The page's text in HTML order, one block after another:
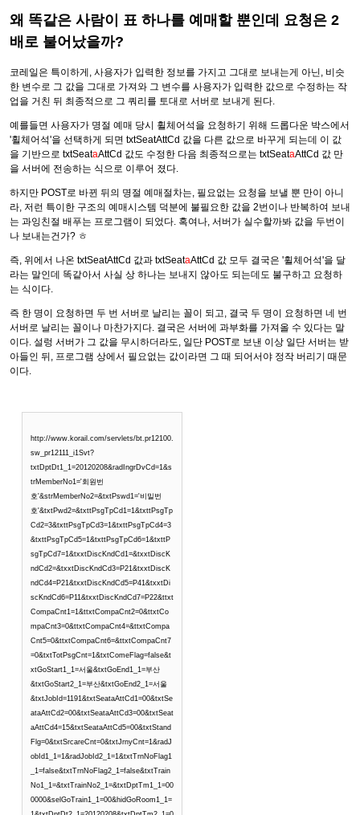
왜 똑같은 사람이 표 하나를 예매할 뿐인데 요청은 2
배로 불어났을까?
코레일은 특이하게, 사용자가 입력한 정보를 가지고 그대로 보내는게 아닌, 비슷
한 변수로 그 값을 그대로 가져와 그 변수를 사용자가 입력한 값으로 수정하는 작
업을 거친 뒤 최종적으로 그 쿼리를 토대로 서버로 보내게 된다.
예를들면 사용자가 명절 예매 당시 휠체어석을 요청하기 위해 드롭다운 박스에서
'휠체어석'을 선택하게 되면 txtSeatAttCd 값을 다른 값으로 바꾸게 되는데 이 값
을 기반으로 txtSeataAttCd 값도 수정한 다음 최종적으로는 txtSeataAttCd 값 만
을 서버에 전송하는 식으로 이루어 졌다.
하지만 POST로 바뀐 뒤의 명절 예매절차는, 필요없는 요청을 보낼 뿐 만이 아니
라, 저런 특이한 구조의 예매시스템 덕분에 불필요한 값을 2번이나 반복하여 보내
는 과잉친절 배푸는 프로그램이 되었다. 혹여나, 서버가 실수할까봐 값을 두번이
나 보내는건가? ㅎ
즉, 위에서 나온 txtSeatAttCd 값과 txtSeataAttCd 값 모두 결국은 '휠체어석'을 달
라는 말인데 똑같아서 사실 상 하나는 보내지 않아도 되는데도 불구하고 요청하
는 식이다.
즉 한 명이 요청하면 두 번 서버로 날리는 꼴이 되고, 결국 두 명이 요청하면 네 번
서버로 날리는 꼴이나 마찬가지다. 결국은 서버에 과부화를 가져올 수 있다는 말
이다. 설렁 서버가 그 값을 무시하더라도, 일단 POST로 보낸 이상 일단 서버는 받
아들인 뒤, 프로그램 상에서 필요없는 값이라면 그 때 되어서야 정작 버리기 때문
이다.
http://www.korail.com/servlets/bt.pr12100.
sw_pr12111_i1Svt?
txtDptDt1_1=20120208&radIngrDvCd=1&s
trMemberNo1='회원번
호'&strMemberNo2=&txtPswd1='비밀번
호'&txtPwd2=&txttPsgTpCd1=1&txttPsgTp
Cd2=3&txttPsgTpCd3=1&txttPsgTpCd4=3
&txttPsgTpCd5=1&txttPsgTpCd6=1&txttP
sgTpCd7=1&txxtDiscKndCd1=&txxtDiscK
ndCd2=&txxtDiscKndCd3=P21&txxtDiscK
ndCd4=P21&txxtDiscKndCd5=P41&txxtDi
scKndCd6=P11&txxtDiscKndCd7=P22&ttxt
CompaCnt1=1&ttxtCompaCnt2=0&ttxtCo
mpaCnt3=0&ttxtCompaCnt4=&ttxtCompa
Cnt5=0&ttxtCompaCnt6=&ttxtCompaCnt7
=0&txtTotPsgCnt=1&txtComeFlag=false&t
xtGoStart1_1=서울&txtGoEnd1_1=부산
&txtGoStart2_1=부산&txtGoEnd2_1=서울
&txtJobId=1191&txtSeataAttCd1=00&txtSe
ataAttCd2=00&txtSeataAttCd3=00&txtSeat
aAttCd4=15&txtSeataAttCd5=00&txtStand
Flg=0&txtSrcareCnt=0&txtJrnyCnt=1&radJ
obId1_1=1&radJobId2_1=1&txtTrnNoFlag1
_1=false&txtTrnNoFlag2_1=false&txtTrain
No1_1=&txtTrainNo2_1=&txtDptTm1_1=00
0000&selGoTrain1_1=00&hidGoRoom1_1=